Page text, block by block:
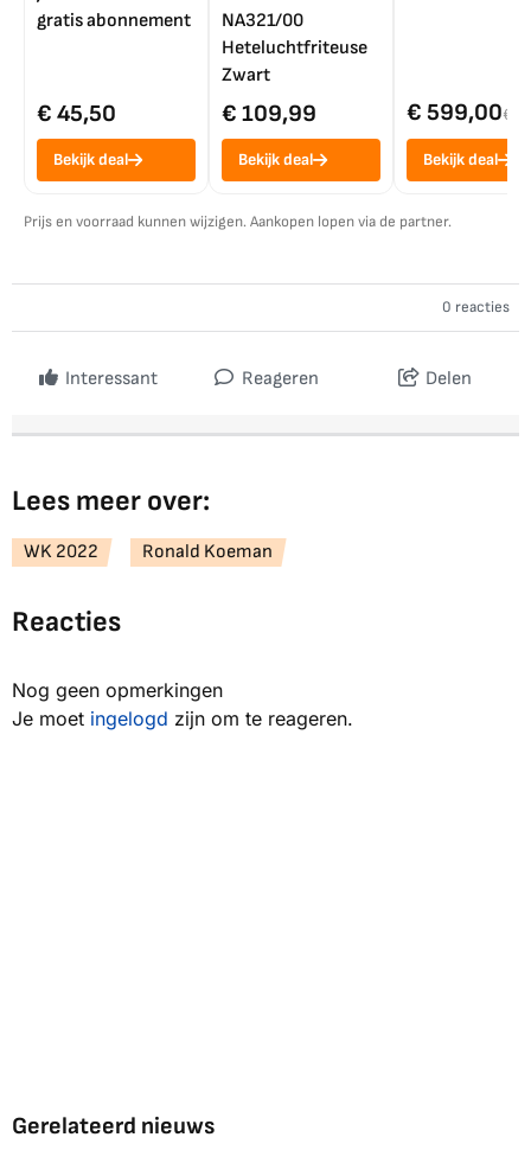
gratis abonnement
€ 45,50
Bekijk deal
NA321/00
Heteluchtfriteuse
Zwart
€ 109,99
Bekijk deal
€ 599,00€
Bekijk deal
Prijs en voorraad kunnen wijzigen. Aankopen lopen via de partner.
0 reacties
Interessant Reageren Delen
Lees meer over:
WK 2022 Ronald Koeman
Reacties
Nog geen opmerkingen
Je moet ingelogd zijn om te reageren.
Gerelateerd nieuws